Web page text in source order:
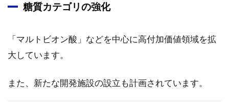
糖質カテゴリの強化
「マルトビオン酸」などを中心に高付加価値領域を拡
大しています。
また、新たな開発施設の設立も計画されています。